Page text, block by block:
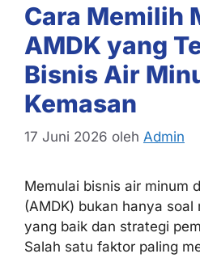
Cara Memilih
AMDK yang
Bisnis Air
Kemasan
17 Juni 2026 oleh Admin
Memulai bisnis air minum
(AMDK) bukan hanya soal
yang baik dan strategi
Salah satu faktor paling